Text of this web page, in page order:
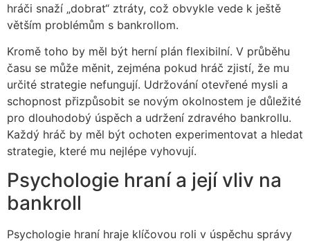
hráči snaží „dobrat“ ztráty, což obvykle vede k ještě
větším problémům s bankrollom.
Kromě toho by měl být herní plán flexibilní. V průběhu
času se může měnit, zejména pokud hráč zjistí, že mu
určité strategie nefungují. Udržování otevřené mysli a
schopnost přizpůsobit se novým okolnostem je důležité
pro dlouhodobý úspěch a udržení zdravého bankrollu.
Každý hráč by měl být ochoten experimentovat a hledat
strategie, které mu nejlépe vyhovují.
Psychologie hraní a její vliv na
bankroll
Psychologie hraní hraje klíčovou roli v úspěchu správy